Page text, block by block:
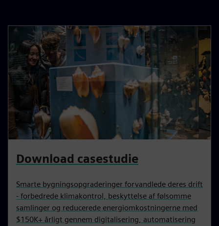
Download casestudie
Smarte bygningsopgraderinger forvandlede deres drift
- forbedrede klimakontrol, beskyttelse af følsomme
samlinger og reducerede energiomkostningerne med
$150K+ årligt gennem digitalisering, automatisering